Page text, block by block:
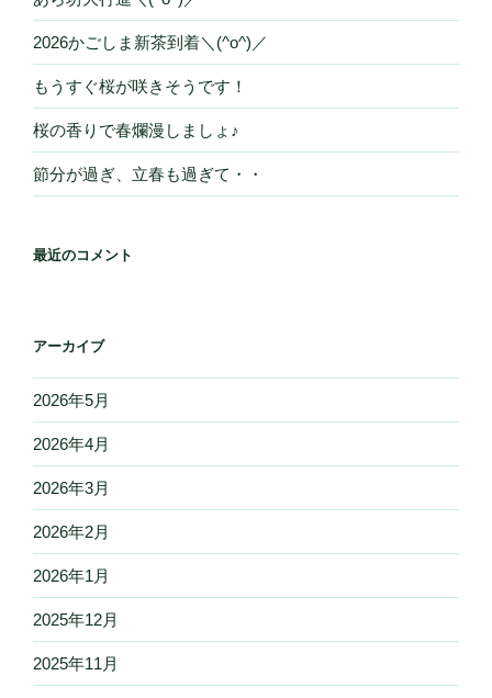
2026かごしま新茶到着＼(^o^)／
もうすぐ桜が咲きそうです！
桜の香りで春爛漫しましょ♪
節分が過ぎ、立春も過ぎて・・
最近のコメント
アーカイブ
2026年5月
2026年4月
2026年3月
2026年2月
2026年1月
2025年12月
2025年11月